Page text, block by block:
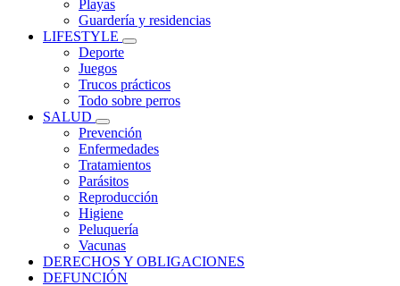
Playas
Guardería y residencias
LIFESTYLE
Deporte
Juegos
Trucos prácticos
Todo sobre perros
SALUD
Prevención
Enfermedades
Tratamientos
Parásitos
Reproducción
Higiene
Peluquería
Vacunas
DERECHOS Y OBLIGACIONES
DEFUNCIÓN